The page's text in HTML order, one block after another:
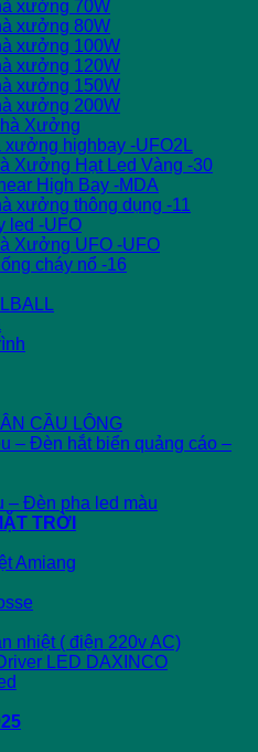
xưởng 70W
xưởng 80W
xưởng 100W
xưởng 120W
xưởng 150W
xưởng 200W
Xưởng
highbay -UFO2L
Xưởng Hạt Led Vàng -30
High Bay -MDA
xưởng thông dụng -11
led -UFO
Xưởng UFO -UFO
cháy nổ -16
CẦU LÔNG
– Đèn hắt biển quảng cáo –
– Đèn pha led màu
TRỜI
Amiang
nhiệt ( điện 220v AC)
LED DAXINCO